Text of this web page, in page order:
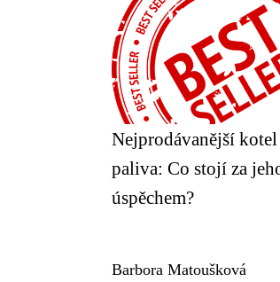
Nejprodávanější kotel
paliva: Co stojí za
úspěchem?
Barbora Matoušková